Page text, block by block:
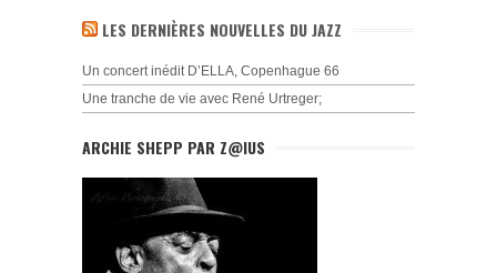
LES DERNIÈRES NOUVELLES DU JAZZ
Un concert inédit D’ELLA, Copenhague 66
Une tranche de vie avec René Urtreger;
ARCHIE SHEPP PAR Z@IUS